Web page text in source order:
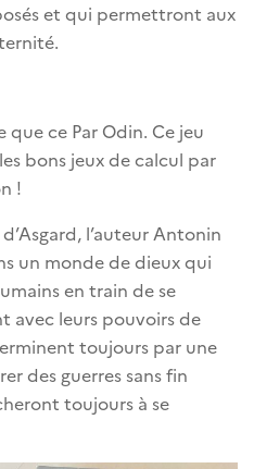
et qui permettront aux
ce Par Odin. Ce jeu
bons jeux de calcul par
!
l’auteur Antonin
un monde de dieux qui
en train de se
avec leurs pouvoirs de
toujours par une
des guerres sans fin
toujours à se